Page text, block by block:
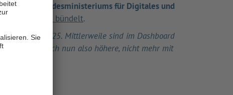
des
Bundesministeriums für Digitales und
bündelt.
am 30.6.2025. Mittlerweile sind im Dashboard
hier finden sich nun also höhere, nicht mehr mit